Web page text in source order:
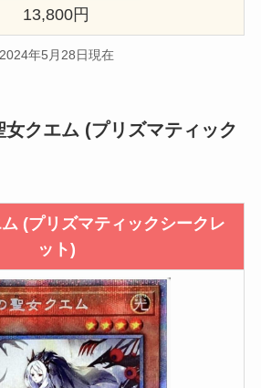
13,800円
2024年5月28日現在
クエム (プリズマティック
(プリズマティックシークレ
ット)